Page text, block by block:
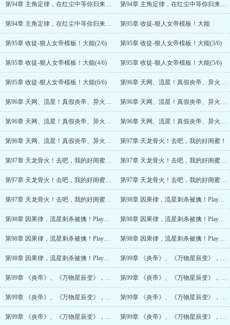
第94章 主角定律，在红尘中等你归来！(4/6) 第94章 主角定律，在红尘中等你归来！(5/6)
第94章 主角定律，在红尘中等你归来！(6/6) 第95章 收徒-狠人女帝模板！大能
第95章 收徒-狠人女帝模板！大能(2/6) 第95章 收徒-狠人女帝模板！大能(3/6)
第95章 收徒-狠人女帝模板！大能(4/6) 第95章 收徒-狠人女帝模板！大能(5/6)
第95章 收徒-狠人女帝模板！大能(6/6) 第96章 天网、流星！真假炎帝、异火人柱力
第96章 天网、流星！真假炎帝、异火人柱力(2/6) 第96章 天网、流星！真假炎帝、异火人柱力(3/6)
第96章 天网、流星！真假炎帝、异火人柱力(4/6) 第96章 天网、流星！真假炎帝、异火人柱力(5/6)
第96章 天网、流星！真假炎帝、异火人柱力(6/6) 第97章 天龙骨火！去吧，我的好闺蜜！
第97章 天龙骨火！去吧，我的好闺蜜！(2/6) 第97章 天龙骨火！去吧，我的好闺蜜！(3/6)
第97章 天龙骨火！去吧，我的好闺蜜！(4/6) 第97章 天龙骨火！去吧，我的好闺蜜！(5/6)
第97章 天龙骨火！去吧，我的好闺蜜！(6/6) 第98章 因果律，流星刺杀被擒！Play的一环？
第98章 因果律，流星刺杀被擒！Play的一环？(2/6) 第98章 因果律，流星刺杀被擒！Play的一环？(3/6)
第98章 因果律，流星刺杀被擒！Play的一环？(4/6) 第98章 因果律，流星刺杀被擒！Play的一环？(5/6)
第98章 因果律，流星刺杀被擒！Play的一环？(6/6) 第99章 《炎帝》、《万物星辰变》，主角震惊！
第99章 《炎帝》、《万物星辰变》，主角震惊！(2/7) 第99章 《炎帝》、《万物星辰变》，主角震惊！(3/7)
第99章 《炎帝》、《万物星辰变》，主角震惊！(4/7) 第99章 《炎帝》、《万物星辰变》，主角震惊！(5/7)
第99章 《炎帝》、《万物星辰变》，主角震惊！(6/7) 第99章 《炎帝》、《万物星辰变》，主角震惊！(7/7)